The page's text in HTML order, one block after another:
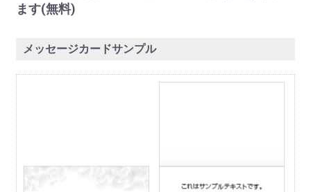
ます(無料)
メッセージカードサンプル